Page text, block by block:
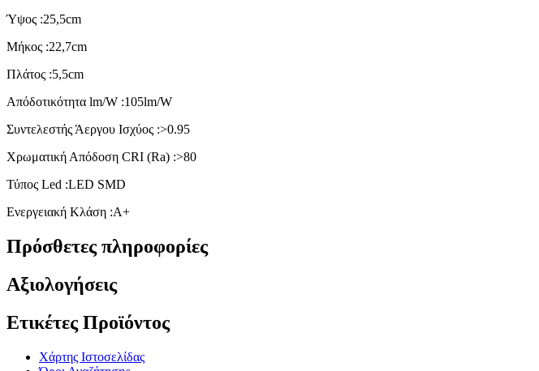
Ύψος :25,5cm
Μήκος :22,7cm
Πλάτος :5,5cm
Απόδοτικότητα lm/W :105lm/W
Συντελεστής Άεργου Ισχύος :>0.95
Χρωματική Απόδοση CRI (Ra) :>80
Τύπος Led :LED SMD
Ενεργειακή Κλάση :A+
Πρόσθετες πληροφορίες
Αξιολογήσεις
Ετικέτες Προϊόντος
Χάρτης Ιστοσελίδας